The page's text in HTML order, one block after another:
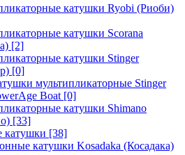
катушки Ryobi (Риоби)
катушки Scorana
[2]
катушки Stinger
[0]
мультипликаторные Stinger
Boat [0]
катушки Shimano
[33]
катушки [38]
катушки Kosadaka (Косадака)